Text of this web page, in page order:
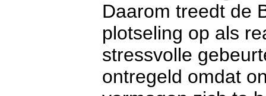
Daarom treedt de
plotseling op als
stressvolle
ontregeld omdat